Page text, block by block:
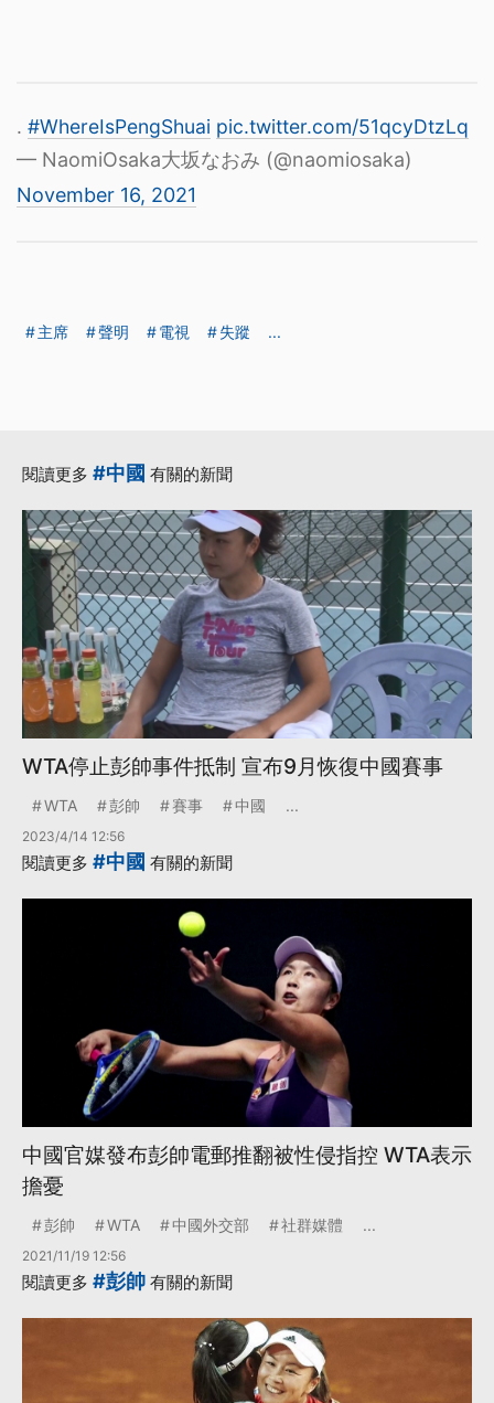
. #WhereIsPengShuai pic.twitter.com/51qcyDtzLq
— NaomiOsaka大坂なおみ (@naomiosaka)
November 16, 2021
主席 聲明 電視 失蹤 ...
閱讀更多 #中國 有關的新聞
WTA停止彭帥事件抵制 宣布9月恢復中國賽事
WTA 彭帥 賽事 中國 ...
2023/4/14 12:56
閱讀更多 #中國 有關的新聞
中國官媒發布彭帥電郵推翻被性侵指控 WTA表示
擔憂
彭帥 WTA 中國外交部 社群媒體 ...
2021/11/19 12:56
閱讀更多 #彭帥 有關的新聞